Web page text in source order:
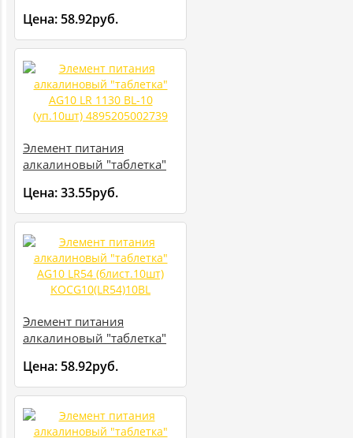
KOCG1(LR60)10BL
Цена: 58.92руб.
Элемент питания
алкалиновый "таблетка"
(уп.10шт) 4895205002739
Цена:33.55руб.
Элемент питания
алкалиновый "таблетка"
KOCG10(LR54)10BL
Цена: 58.92руб.